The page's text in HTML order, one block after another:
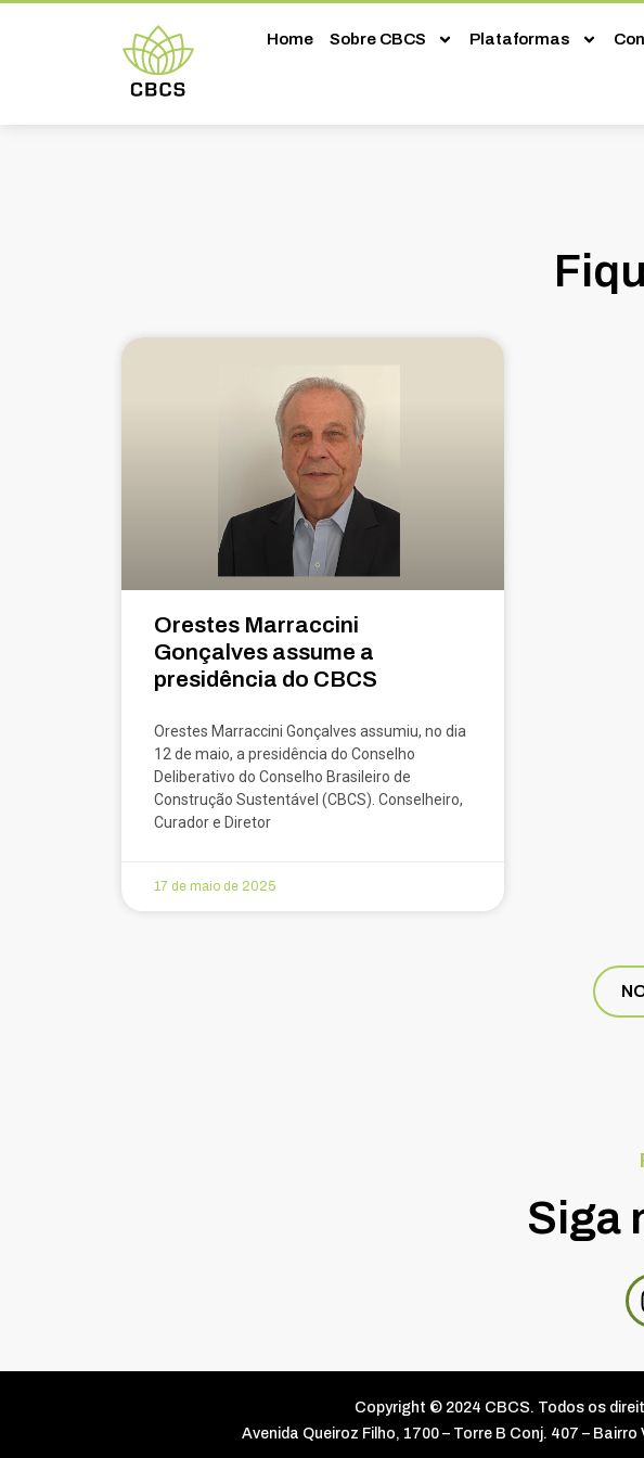
Home Sobre CBCS Plataformas
Orestes Marraccini
Gonçalves assume a
presidência do CBCS
Orestes Marraccini Gonçalves assumiu, no dia
12 de maio, a presidência do Conselho
Deliberativo do Conselho Brasileiro de
Construção Sustentável (CBCS). Conselheiro,
Curador e Diretor
17 de maio de 2025
Siga
Copyright © 2024 CBCS. Todos os
Avenida Queiroz Filho, 1700 – Torre B Conj. 407 –